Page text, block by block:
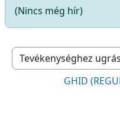
(Nincs még hír)
Tevékenységhez ugrás
GHID